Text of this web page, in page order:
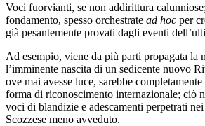
Voci fuorvianti, se non addirittura
fondamento, spesso orchestrate ad hoc per
già pesantemente provati dagli eventi
Ad esempio, viene da più parti propagata la
l’imminente nascita di un sedicente nuovo
ove mai avesse luce, sarebbe
forma di riconoscimento internazionale; ciò
voci di blandizie e adescamenti perpetrati
Scozzese meno avveduto.